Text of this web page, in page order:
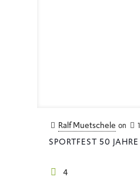
Ralf Muetschele on
SPORTFEST 50
4